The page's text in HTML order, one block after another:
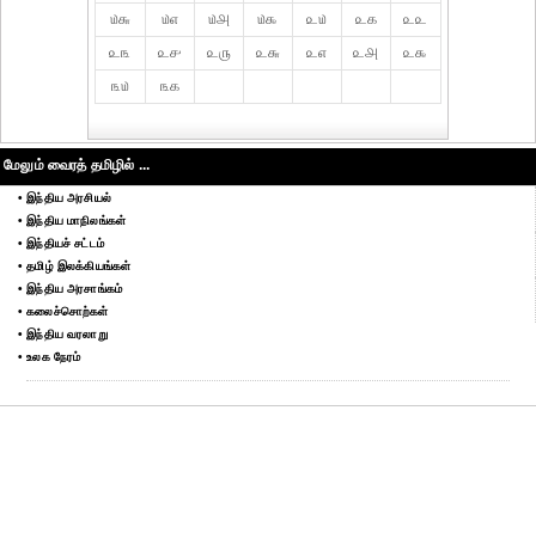
௰௬
௰௭ ௰௮ ௰௯ ௨௰ ௨௧
௨௨
௨௩
௨௪ ௨௫ ௨௬ ௨௭ ௨௮
௨௯
௩௰
௩௧
மேலும் வைரத் தமிழில் ...
• இந்திய அரசியல்
• இந்திய மாநிலங்கள்
• இந்தியச் சட்டம்
• தமிழ் இலக்கியங்கள்
• இந்திய அரசாங்கம்
• கலைச்சொற்கள்
• இந்திய வரலாறு
• உலக நேரம்